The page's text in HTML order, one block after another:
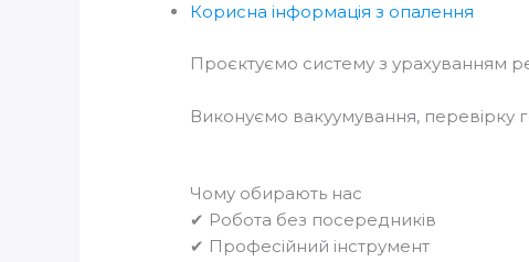
Корисна інформація з опалення
Проєктуємо систему з урахуванням
Виконуємо вакуумування, перевірку
Чому обирають нас
✔ Робота без посередників
✔ Професійний інструмент